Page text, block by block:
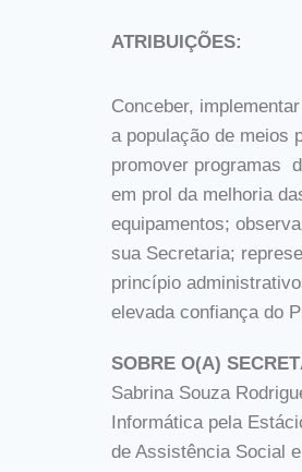
ATRIBUIÇÕES:
Conceber,
a população de meios
promover programas
em prol da melhoria
equipamentos;
sua Secretaria;
princípio
elevada confiança do
SOBRE O(A)
Sabrina Souza
Informática pela
de Assistência Social